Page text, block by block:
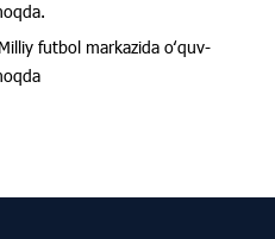
futbol markazida oʻquv-